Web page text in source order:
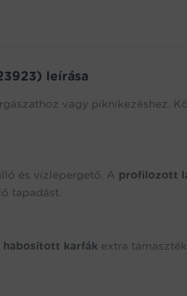
leírása
vagy piknikezéshez.
és vízlepergető. A profilozott
tapadást.
habosított karfák extra